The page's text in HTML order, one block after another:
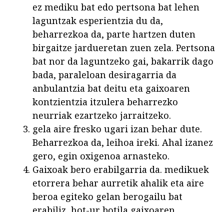
ez mediku bat edo pertsona bat lehen
laguntzak esperientzia du da,
beharrezkoa da, parte hartzen duten
birgaitze jardueretan zuen zela. Pertsona
bat nor da laguntzeko gai, bakarrik dago
bada, paraleloan desiragarria da
anbulantzia bat deitu eta gaixoaren
kontzientzia itzulera beharrezko
neurriak ezartzeko jarraitzeko.
gela aire fresko ugari izan behar dute.
Beharrezkoa da, leihoa ireki. Ahal izanez
gero, egin oxigenoa arnasteko.
Gaixoak bero erabilgarria da. medikuek
etorrera behar aurretik ahalik eta aire
beroa egiteko gelan berogailu bat